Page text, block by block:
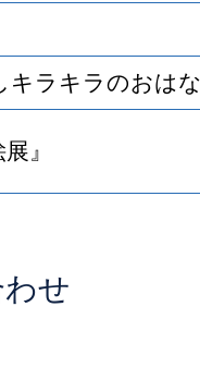
キラキラのおは
』
せ